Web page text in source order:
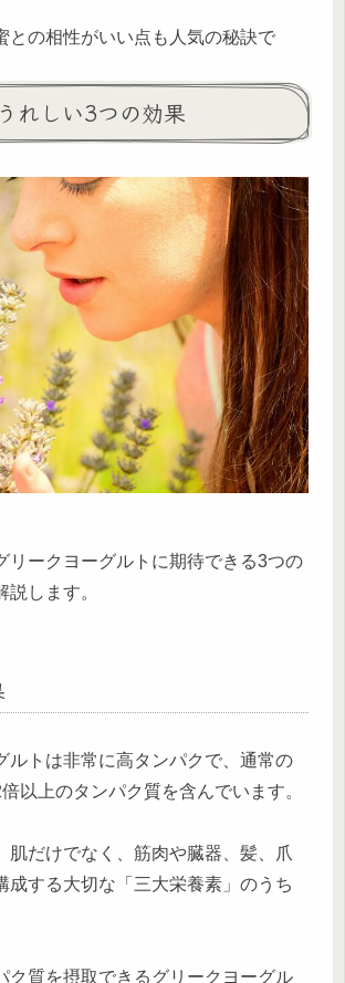
との相性がいい点も人気の秘訣で
れしい3つの効果
リークヨーグルトに期待できる3つの
します。
ルトは非常に高タンパクで、通常の
以上のタンパク質を含んでいます。
肌だけでなく、筋肉や臓器、髪、爪
成する大切な「三大栄養素」のうち
ク質を摂取できるグリークヨーグル